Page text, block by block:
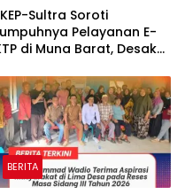
Sultra Soroti
Pelayanan E-
di Muna Barat, Desak
Kinerja Disdukcapil
BERITA